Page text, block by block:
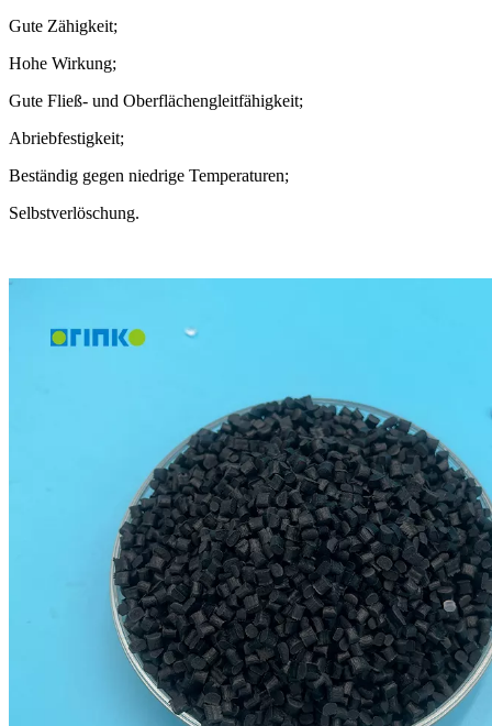
Gute Zähigkeit;
Hohe Wirkung;
Gute Fließ- und Oberflächengleitfähigkeit;
Abriebfestigkeit;
Beständig gegen niedrige Temperaturen;
Selbstverlöschung.